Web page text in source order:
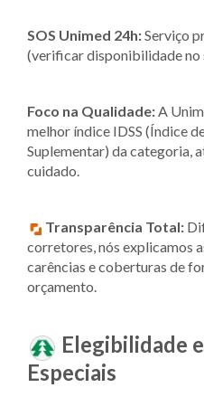
SOS Unimed 24h:Serviço
(verificar disponibilidade no
Foco na Qualidade:A
melhor índice IDSS (Índice
Suplementar) da categoria,
cuidado.
Transparência Total:
corretores, nós explicamos
carências e coberturas de
orçamento.
Elegibilidade
Especiais